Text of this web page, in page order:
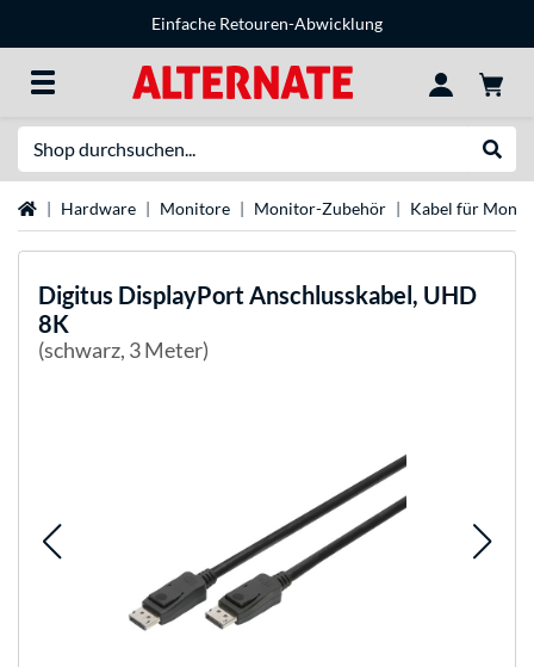
Einfache Retouren-Abwicklung
StartseiteHardware Monitore Monitor-Zubehör Kabel für
Digitus DisplayPort Anschlusskabel, UHD
8K
(schwarz, 3 Meter)